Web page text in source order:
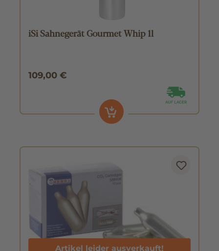
iSi Sahnegerät Gourmet Whip 1l
109,00 €
Artikel leider ausverkauft!